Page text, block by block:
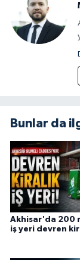
Bunlar da
Akhisar'da 200
iş yeri devren